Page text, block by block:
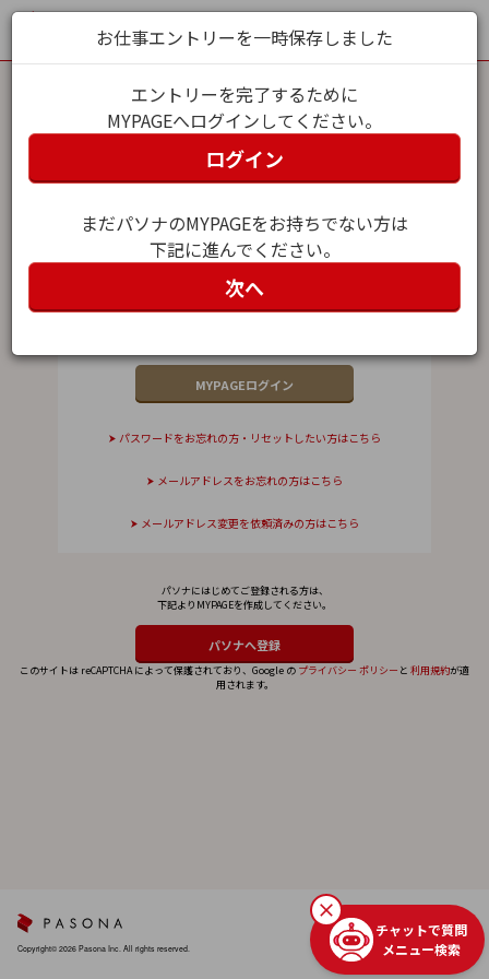
MYPAGEログイン
パスワード
パスワードをお忘れの方・リセットしたい方はこちら
メールアドレスをお忘れの方はこちら
メールアドレス変更を依頼済みの方はこちら
パソナにはじめてご登録される方は、
下記よりMYPAGEを作成してください。
このサイトは reCAPTCHA によって保護されており、Google の プライバシー ポリシー と 利用規約が適
用されます。
お仕事エントリーを一時保存しました
エントリーを完了するために
MYPAGEへログインしてください。
ログイン
まだパソナのMYPAGEをお持ちでない方は
下記に進んでください。
次へ
Copyright© 2026 Pasona Inc. All rights reserved.
チャットで質問
メニュー検索